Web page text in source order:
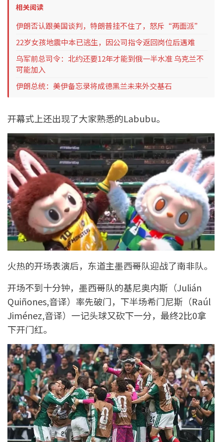
相关阅读
伊朗否认跟美国谈判，特朗普挂不住了，怒斥“两面派”
22岁女孩地震中本已逃生，因公司指令返回岗位后遇难
乌军前总司令：北约还要12年才能到俄一半水准 乌克兰不
可能加入
伊朗总统：美伊备忘录将成德黑兰未来外交基石
开幕式上还出现了大家熟悉的Labubu。
火热的开场表演后，东道主墨西哥队迎战了南非队。
开场不到十分钟，墨西哥队的基尼奥内斯（Julián
Quiñones,音译）率先破门，下半场希门尼斯（Raúl
Jiménez,音译）一记头球又砍下一分，最终2比0拿
下开门红。